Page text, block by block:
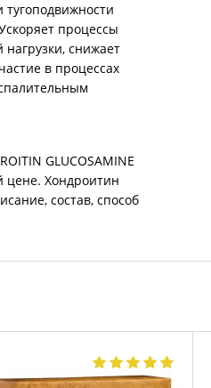
процессы
снижает
в процессах
GLUCOSAMINE
цене. Хондроитин
состав, способ